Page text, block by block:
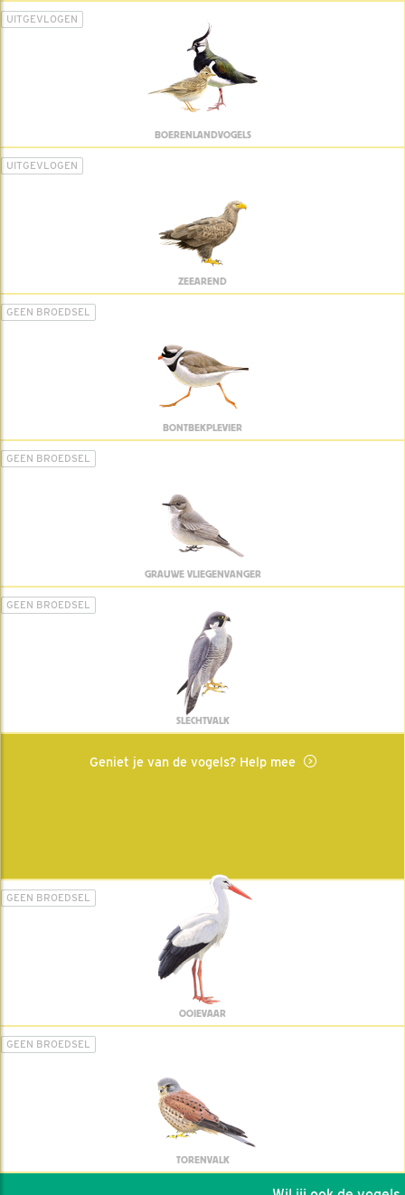
UITGEVLOGEN
BOERENLANDVOGELS
UITGEVLOGEN
ZEEAREND
GEEN BROEDSEL
BONTBEKPLEVIER
GEEN BROEDSEL
GRAUWE VLIEGENVANGER
GEEN BROEDSEL
SLECHTVALK
Geniet je van de vogels? Help mee
GEEN BROEDSEL
OOIEVAAR
GEEN BROEDSEL
TORENVALK